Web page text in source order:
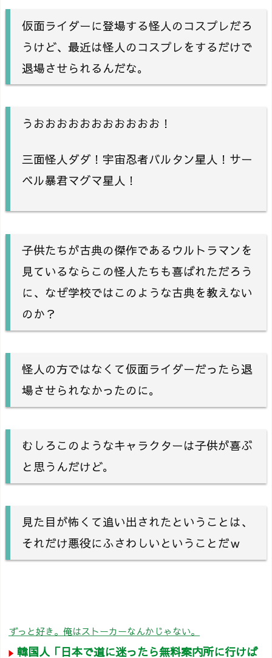
仮面ライダーに登場する怪人のコスプレだろ
うけど、最近は怪人のコスプレをするだけで
退場させられるんだな。
うおおおおおおおおおおお！
三面怪人ダダ！宇宙忍者バルタン星人！サー
ベル暴君マグマ星人！
子供たちが古典の傑作であるウルトラマンを
見ているならこの怪人たちも喜ばれただろう
に、なぜ学校ではこのような古典を教えない
のか？
怪人の方ではなくて仮面ライダーだったら退
場させられなかったのに。
むしろこのようなキャラクターは子供が喜ぶ
と思うんだけど。
見た目が怖くて追い出されたということは、
それだけ悪役にふさわしいということだｗ
ずっと好き。俺はストーカーなんかじゃない。
韓国人「日本で道に迷ったら無料案内所に行けば